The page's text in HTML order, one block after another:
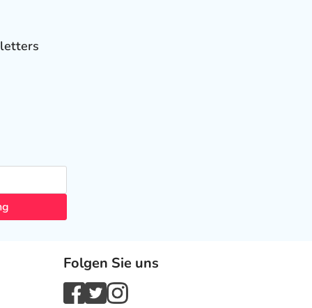
Folgen Sie uns